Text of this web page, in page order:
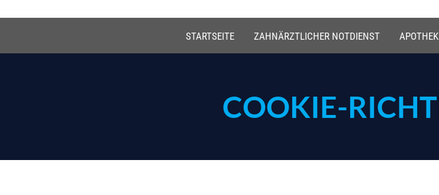
m
r
STARTSEITE ZAHNÄRZTLICHER NOTDIENST
COOKIE-